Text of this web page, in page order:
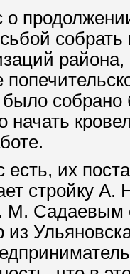
о
было
начать
их
стройку
Садаевым
из